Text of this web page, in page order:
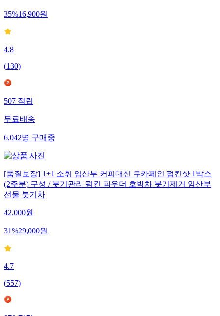
35%16,900원
4.8
(130)
507적립
무료배송
6,042명구매중
[품질보장] 1+1 소휘 임산부 커피대신 무카페인 펌킨샷 1박스
(2주분) 구성 / 붓기관리 펌킨 파우더 호박차 붓기제거 임산부
선물 붓기차
42,000원
31%29,000원
4.7
(557)